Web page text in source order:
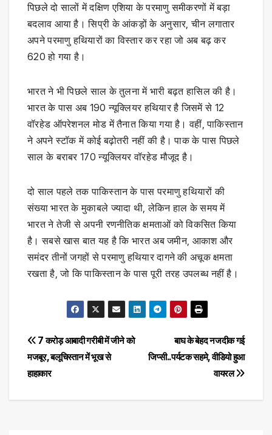
पिछले दो सालों में दक्षिण एशिया के परमाणु समीकरणों में बड़ा
बदलाव आया है। सिप्री के आंकड़ों के अनुसार, चीन लगातार
अपने परमाणु हथियारों का विस्तार कर रहा जो अब बढ़ कर
620 हो गया है।
भारत ने भी पिछले साल के तुलना में भारी बढ़त हासिल की है।
भारत के पास अब 190 न्यूक्लियर हथियार है जिसमें से 12
वॉरहेड ऑपरेशनल मोड में तैनात किया गया है। वहीं, पाकिस्तान
ने अपने स्टॉक में कोई बढ़ोतरी नहीं की है। पाक के पास पिछले
साल के बराबर 170 न्यूक्लियर वॉरहेड मौजूद है।
दो साल पहले तक पाकिस्तान के पास परमाणु हथियारों की
संख्या भारत के मुकाबले ज्यादा थी, लेकिन हाल के समय में
भारत ने तेजी से अपनी रणनीतिक क्षमताओं को विकसित किया
है। सबसे खास बात यह है कि भारत अब जमीन, आकाश और
समंदर तीनों जगहों से परमाणु हथियार दागने की अचूक क्षमता
रखता है, जो कि पाकिस्तान के पास पूरी तरह उपलब्ध नहीं है।
Post
navigation
बाघ के बेहद नजदीक गई
जिप्सी..पर्यटक सहमे, वीडियो हुआ
वायरल
7 करोड़ आबादी गरीबी में जीने को
मजबूर, बलूचिस्तान में भूख से
हाहाकार